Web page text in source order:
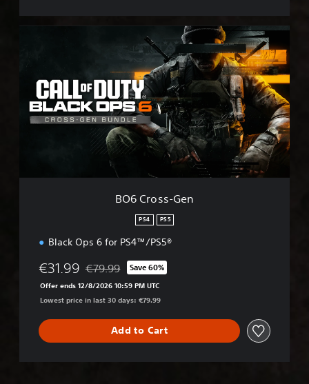
n
BO6 Cross-Gen
PS4 PS5
Black Ops 6 for PS4™/PS5®
€31.99 Discounted from original price of €79.99
€79.99 Save 60%
Offer ends 12/8/2026 10:59 PM UTC
Lowest price in last 30 days: €79.99
Add to Cart